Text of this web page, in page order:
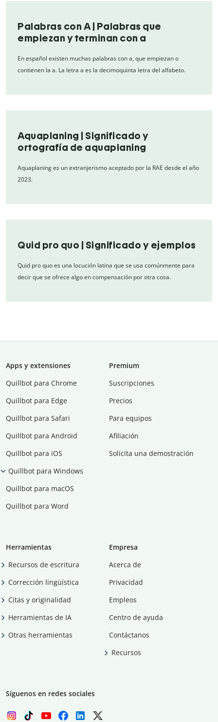
Palabras con A | Palabras que
empiezan y terminan con a
En español existen muchas palabras con a, que empiezan o
contienen la a. La letra a es la decimoquinta letra del alfabeto.
Aquaplaning | Significado y
ortografía de aquaplaning
Aquaplaning es un extranjerismo aceptado por la RAE desde el año
2023.
Quid pro quo | Significado y ejemplos
Quid pro quo es una locución latina que se usa comúnmente para
decir que se ofrece algo en compensación por otra cosa.
Apps y extensiones
Quillbot para Chrome
Quillbot para Edge
Quillbot para Safari
Quillbot para Android
Quillbot para iOS
Quillbot para Windows
Quillbot para macOS
Quillbot para Word
Premium
Suscripciones
Precios
Para equipos
Afiliación
Solicita una demostración
Herramientas
Recursos de escritura
Corrección lingüística
Citas y originalidad
Herramientas de IA
Otras herramientas
Empresa
Acerca de
Privacidad
Empleos
Centro de ayuda
Contáctanos
Recursos
Síguenos en redes sociales